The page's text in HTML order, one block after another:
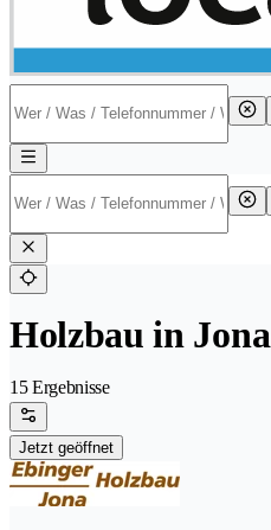
Holzbau in Jona
15 Ergebnisse
Jetzt geöffnet